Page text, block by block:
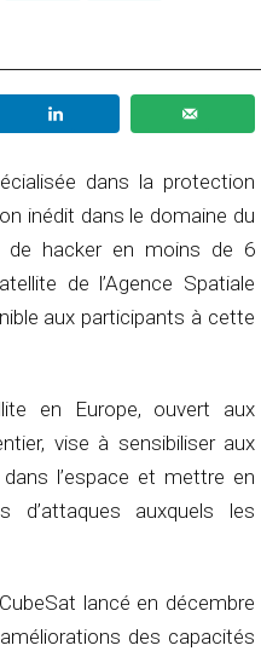
dans la protection
inédit dans le domaine du
de hacker en moins de 6
de l’Agence Spatiale
aux participants à cette
en Europe, ouvert aux
vise à sensibiliser aux
l’espace et mettre en
d’attaques auxquels les
lancé en décembre
des capacités